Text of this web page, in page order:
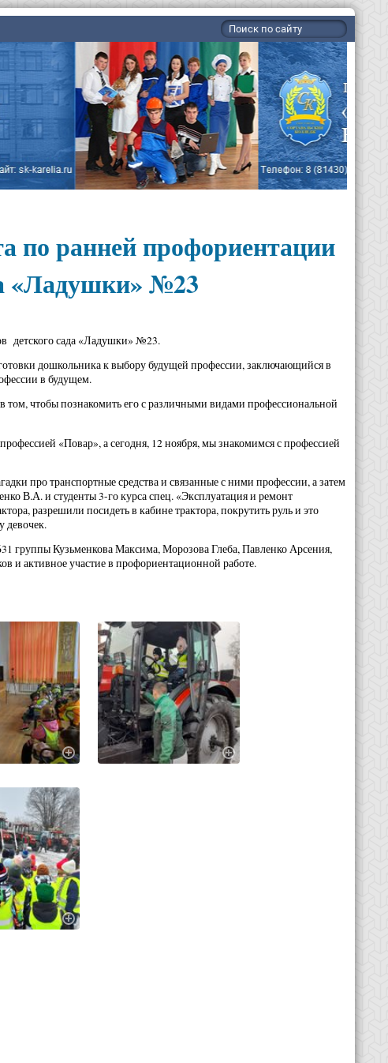
по ранней профориентации
«Ладушки» №23
детского сада «Ладушки» №23.
дошкольника к выбору будущей профессии, заключающийся в
в будущем.
том, чтобы познакомить его с различными видами профессиональной
«Повар», а сегодня, 12 ноября, мы знакомимся с профессией
про транспортные средства и связанные с ними профессии, а затем
В.А. и студенты 3-го курса спец. «Эксплуатация и ремонт
разрешили посидеть в кабине трактора, покрутить руль и это
девочек.
группы Кузьменкова Максима, Морозова Глеба, Павленко Арсения,
и активное участие в профориентационной работе.